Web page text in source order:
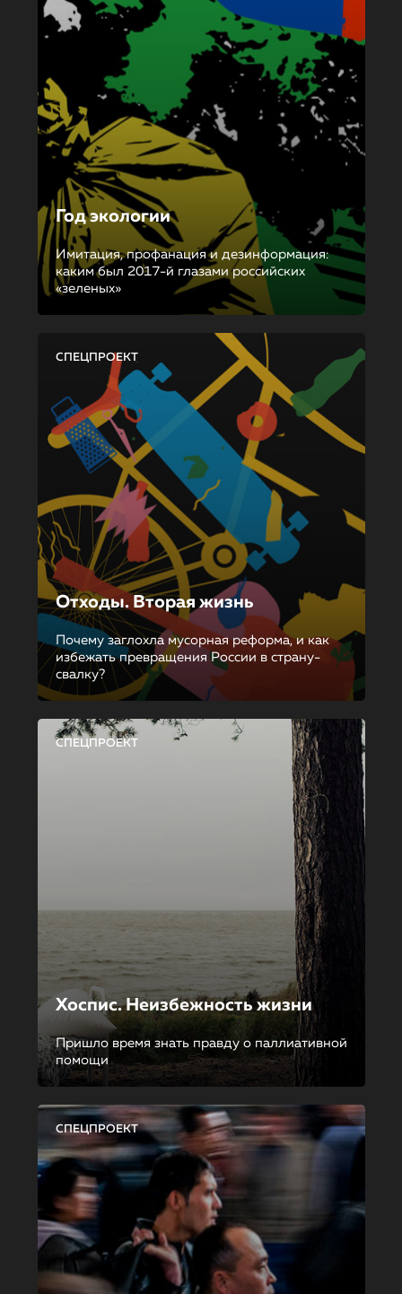
Год экологии
Имитация, профанация и дезинформация:
каким был 2017-й глазами российских
«зеленых»
СПЕЦПРОЕКТ
Отходы. Вторая жизнь
Почему заглохла мусорная реформа, и как
избежать превращения России в страну-
свалку?
СПЕЦПРОЕКТ
Хоспис. Неизбежность жизни
Пришло время знать правду о паллиативной
помощи
СПЕЦПРОЕКТ